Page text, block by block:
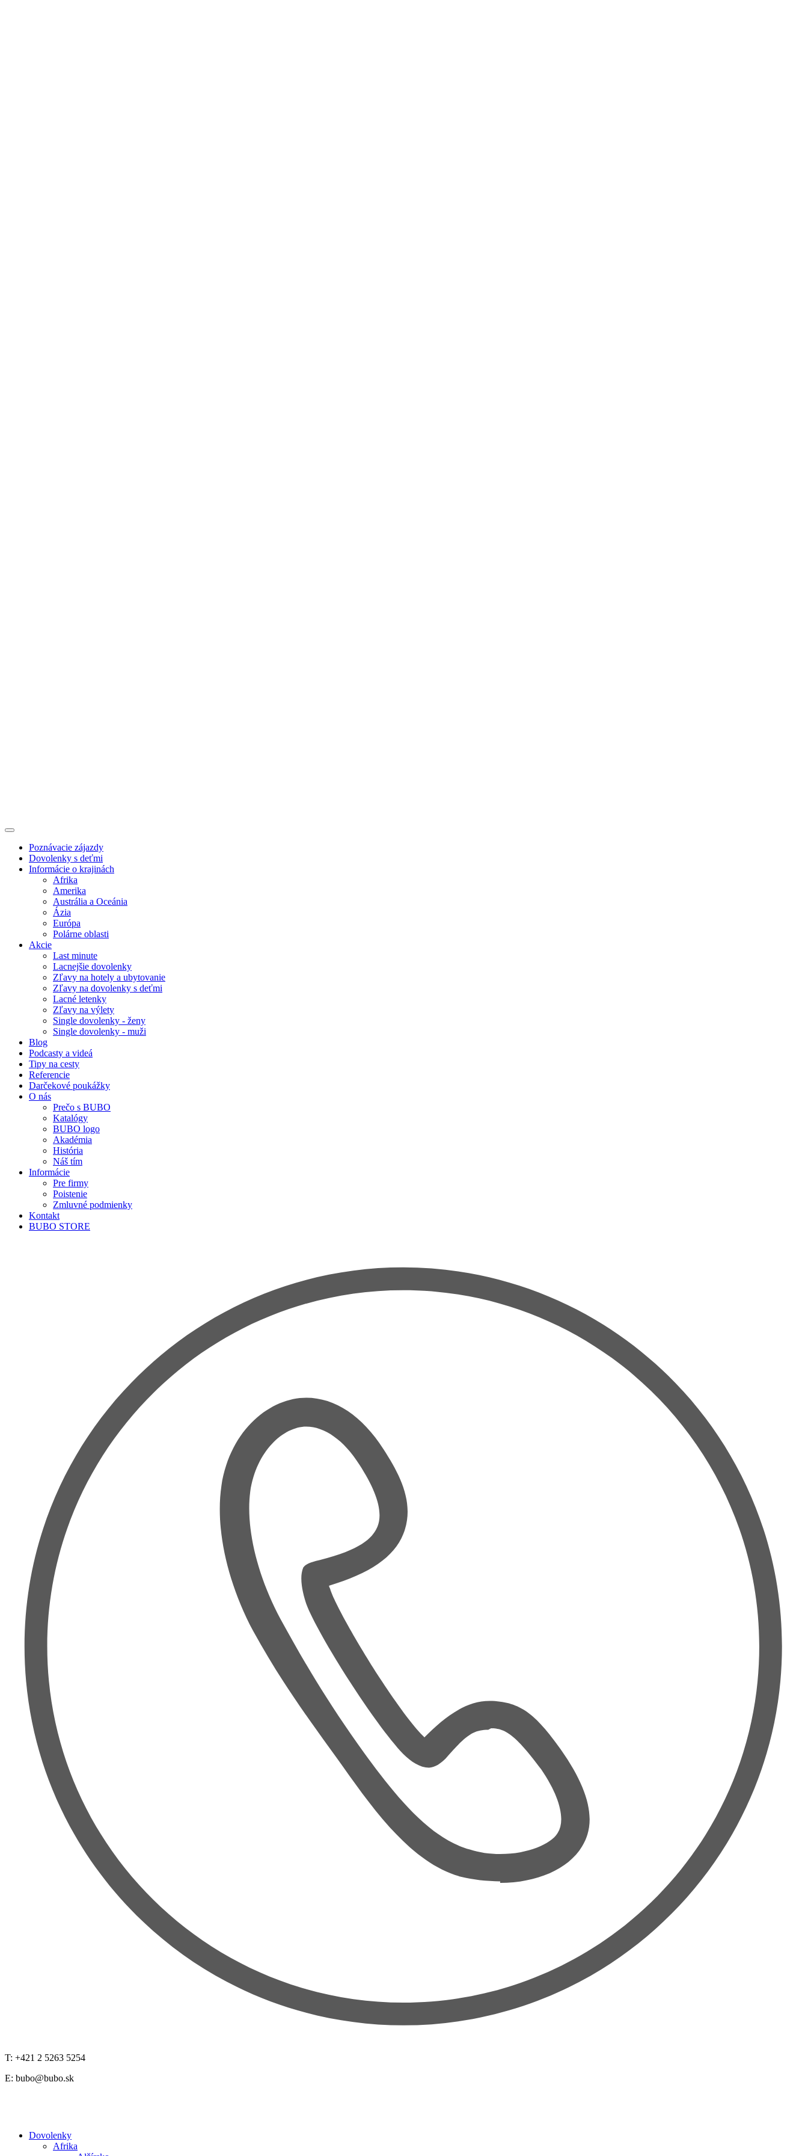
Poznávacie zájazdy
Dovolenky s deťmi
Informácie o krajinách
Afrika
Amerika
Austrália a Oceánia
Ázia
Európa
Polárne oblasti
Akcie
Last minute
Lacnejšie dovolenky
Zľavy na hotely a ubytovanie
Zľavy na dovolenky s deťmi
Lacné letenky
Zľavy na výlety
Single dovolenky - ženy
Single dovolenky - muži
Blog
Podcasty a videá
Tipy na cesty
Referencie
Darčekové poukážky
O nás
Prečo s BUBO
Katalógy
BUBO logo
Akadémia
História
Náš tím
Informácie
Pre firmy
Poistenie
Zmluvné podmienky
Kontakt
BUBO STORE
T: +421 2 5263 5254
E: bubo@bubo.sk
Dovolenky
Afrika